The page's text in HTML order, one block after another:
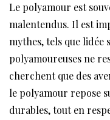
Le polyamour est
malentendus. Il est
mythes, tels que lidée
polyamoureuses ne
cherchent que des
le polyamour repose
durables, tout en